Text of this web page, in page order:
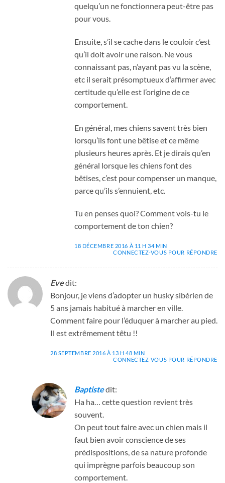
quelqu’un ne fonctionnera peut-être pas
pour vous.
Ensuite, s’il se cache dans le couloir c’est
qu’il doit avoir une raison. Ne vous
connaissant pas, n’ayant pas vu la scène,
etc il serait présomptueux d’affirmer avec
certitude qu’elle est l’origine de ce
comportement.
En général, mes chiens savent très bien
lorsqu’ils font une bêtise et ce même
plusieurs heures après. Et je dirais qu’en
général lorsque les chiens font des
bêtises, c’est pour compenser un manque,
parce qu’ils s’ennuient, etc.
Tu en penses quoi? Comment vois-tu le
comportement de ton chien?
18 DÉCEMBRE 2016 À 11 H 34 MIN
CONNECTEZ-VOUS POUR RÉPONDRE
Evedit:
Bonjour, je viens d’adopter un husky sibérien de
5 ans jamais habitué à marcher en ville.
Comment faire pour l’éduquer à marcher au pied.
Il est extrêmement têtu !!
28 SEPTEMBRE 2016 À 13 H 48 MIN
CONNECTEZ-VOUS POUR RÉPONDRE
Baptistedit:
Ha ha… cette question revient très
souvent.
On peut tout faire avec un chien mais il
faut bien avoir conscience de ses
prédispositions, de sa nature profonde
qui imprègne parfois beaucoup son
comportement.